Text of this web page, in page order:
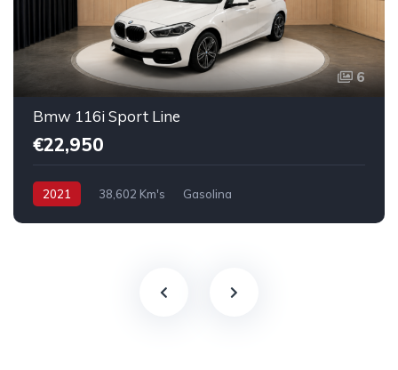
6
Bmw 116i Sport Line
€22,950
2021 38,602 Km's Gasolina